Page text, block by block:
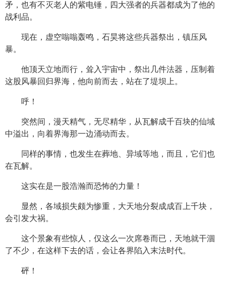
矛，也有不灭老人的紫电锤，四大强者的兵器都成为了他的
战利品。
现在，虚空嗡嗡轰鸣，石昊将这些兵器祭出，镇压风
暴。
他顶天立地而行，耸入宇宙中，祭出几件法器，压制着
这股风暴回归界海，他向前而去，站在了堤坝上。
呼！
突然间，漫天精气，无尽精华，从瓦解成千百块的仙域
中溢出，向着界海那一边涌动而去。
同样的事情，也发生在葬地、异域等地，而且，它们也
在瓦解。
这实在是一股浩瀚而恐怖的力量！
显然，各域损失颇为惨重，大天地分裂成成百上千块，
会引发大祸。
这个景象有些惊人，仅这么一次席卷而已，天地就干涸
了不少，在这样下去的话，会让各界陷入末法时代。
砰！